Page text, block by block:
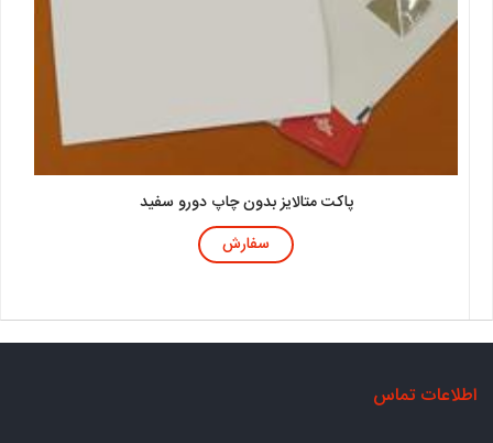
پاکت متالایز بدون چاپ دورو سفید
سفارش
اطلاعات تماس